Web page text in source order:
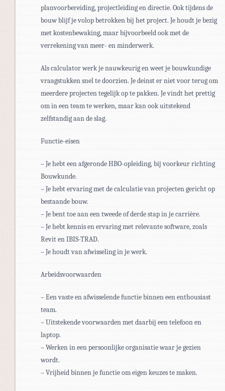
planvoorbereiding, projectleiding en directie. Ook tijdens de
bouw blijf je volop betrokken bij het project. Je houdt je bezig
met kostenbewaking, maar bijvoorbeeld ook met de
verrekening van meer- en minderwerk.
Als calculator werk je nauwkeurig en weet je bouwkundige
vraagstukken snel te doorzien. Je deinst er niet voor terug om
meerdere projecten tegelijk op te pakken. Je vindt het prettig
om in een team te werken, maar kan ook uitstekend
zelfstandig aan de slag.
Functie-eisen
– Je hebt een afgeronde HBO-opleiding, bij voorkeur richting
Bouwkunde.
– Je hebt ervaring met de calculatie van projecten gericht op
bestaande bouw.
– Je bent toe aan een tweede of derde stap in je carrière.
– Je hebt kennis en ervaring met relevante software, zoals
Revit en IBIS-TRAD.
– Je houdt van afwisseling in je werk.
Arbeidsvoorwaarden
– Een vaste en afwisselende functie binnen een enthousiast
team.
– Uitstekende voorwaarden met daarbij een telefoon en
laptop.
– Werken in een persoonlijke organisatie waar je gezien
wordt.
– Vrijheid binnen je functie om eigen keuzes te maken.